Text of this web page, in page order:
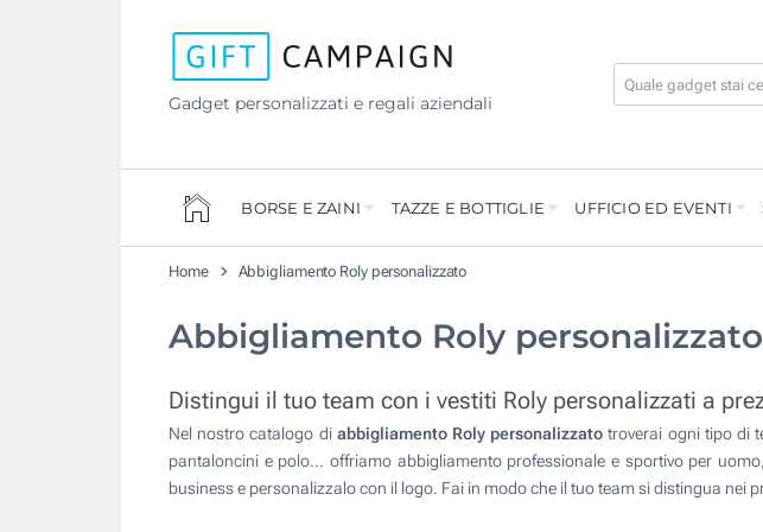
Gadget personalizzati e regali aziendali
BORSE E ZAINI TAZZE E BOTTIGLIE UFFICIO ED EVENTI
Home Abbigliamento Roly personalizzato
Abbigliamento Roly personalizzato
Distingui il tuo team con i vestiti Roly personalizzati a
Nel nostro catalogo di abbigliamento Roly personalizzato troverai ogni tipo di
pantaloncini e polo... offriamo abbigliamento professionale e sportivo per
business e personalizzalo con il logo. Fai in modo che il tuo team si distingua nei